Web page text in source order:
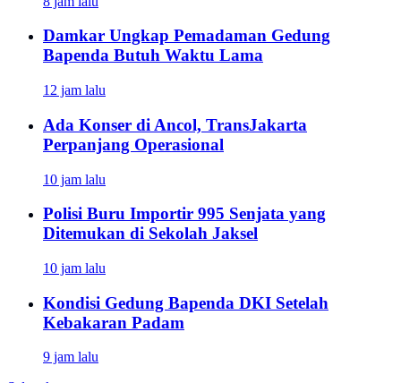
Damkar Ungkap Pemadaman Gedung
Bapenda Butuh Waktu Lama
12 jam lalu
Ada Konser di Ancol, TransJakarta
Perpanjang Operasional
10 jam lalu
Polisi Buru Importir 995 Senjata yang
Ditemukan di Sekolah Jaksel
10 jam lalu
Kondisi Gedung Bapenda DKI Setelah
Kebakaran Padam
9 jam lalu